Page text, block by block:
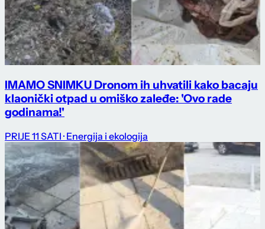
IMAMO SNIMKU Dronom ih uhvatili kako bacaju
klaonički otpad u omiško zaleđe: 'Ovo rade
godinama!'
PRIJE 11 SATI · Energija i ekologija